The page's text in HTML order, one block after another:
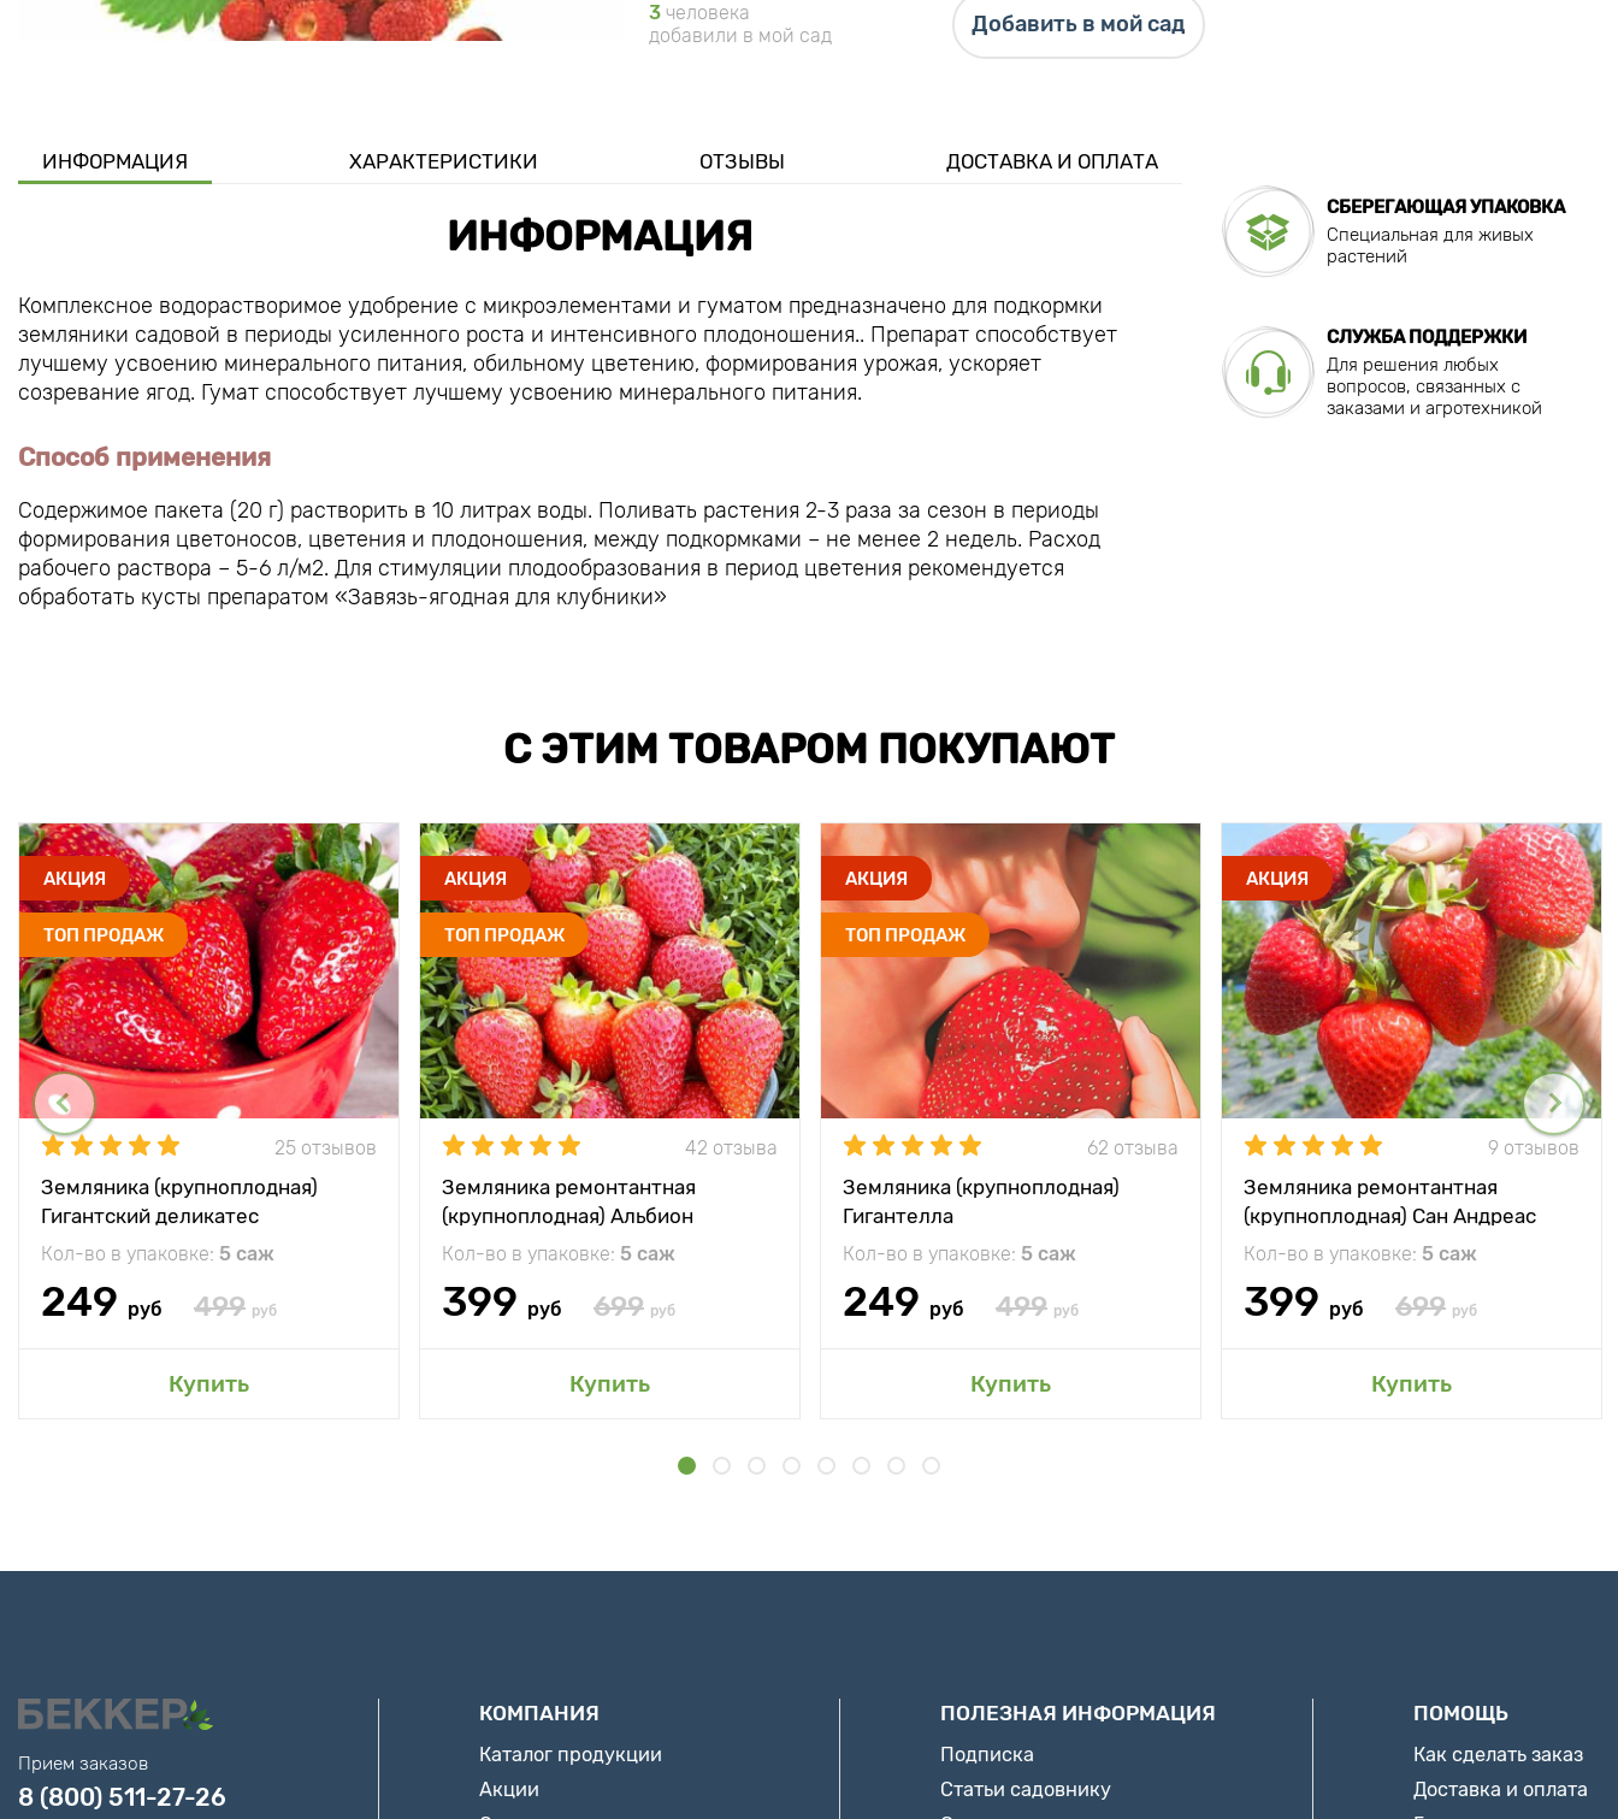
3 человека
добавили в мой сад
Добавить в мой сад
ИНФОРМАЦИЯ ХАРАКТЕРИСТИКИ ОТЗЫВЫ ДОСТАВКА И ОПЛАТА
ИНФОРМАЦИЯ
Комплексное водорастворимое удобрение с микроэлементами и гуматом предназначено для подкормки
земляники садовой в периоды усиленного роста и интенсивного плодоношения.. Препарат способствует
лучшему усвоению минерального питания, обильному цветению, формирования урожая, ускоряет
созревание ягод. Гумат способствует лучшему усвоению минерального питания.
Способ применения
Содержимое пакета (20 г) растворить в 10 литрах воды. Поливать растения 2-3 раза за сезон в периоды
формирования цветоносов, цветения и плодоношения, между подкормками – не менее 2 недель. Расход
рабочего раствора – 5-6 л/м2. Для стимуляции плодообразования в период цветения рекомендуется
обработать кусты препаратом «Завязь-ягодная для клубники»
СБЕРЕГАЮЩАЯ УПАКОВКА
Специальная для живых
растений
СЛУЖБА ПОДДЕРЖКИ
Для решения любых
вопросов, связанных с
заказами и агротехникой
С ЭТИМ ТОВАРОМ ПОКУПАЮТ
АКЦИЯ
ТОП ПРОДАЖ
25 отзывов
Земляника (крупноплодная)
Гигантский деликатес
Кол-во в упаковке: 5 саж
249 руб 499 руб
Купить
АКЦИЯ
ТОП ПРОДАЖ
42 отзыва
Земляника ремонтантная
(крупноплодная) Альбион
Кол-во в упаковке: 5 саж
399 руб 699 руб
Купить
АКЦИЯ
ТОП ПРОДАЖ
62 отзыва
Земляника (крупноплодная)
Гигантелла
Кол-во в упаковке: 5 саж
249 руб 499 руб
Купить
АКЦИЯ
9 отзывов
Земляника ремонтантная
(крупноплодная) Сан Андреас
Кол-во в упаковке: 5 саж
399 руб 699 руб
Купить
Прием заказов
8 (800) 511-27-26
КОМПАНИЯ
Каталог продукции
Акции
ПОЛЕЗНАЯ ИНФОРМАЦИЯ
Подписка
Статьи садовнику
ПОМОЩЬ
Как сделать заказ
Доставка и оплата